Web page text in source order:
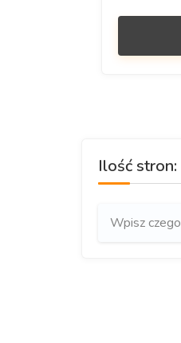
Ilość stron: